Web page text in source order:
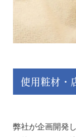
使用粧材・
弊社が企画開発